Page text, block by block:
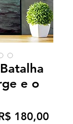
e o
180,00Preço